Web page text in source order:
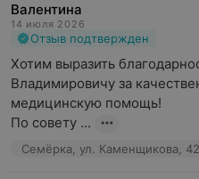
Валентина
14 июля 2026
Отзыв подтвержден
Хотим выразить
Владимировичу за
медицинскую помощь!
По совету ...
Семёрка, ул. Каменщикова,